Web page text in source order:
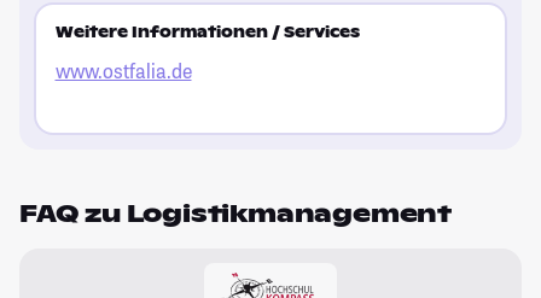
Weitere Informationen / Services
www.ostfalia.de
FAQ zu Logistikmanagement